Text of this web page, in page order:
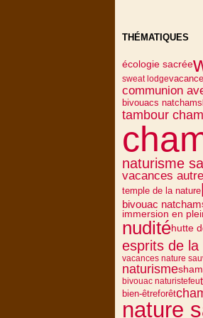
THÉMATIQUES
écologie sacrée
sweat lodge
communion
bivouacs natchams
tambour
naturisme
vacances
temple de la nature
bivouac natcham
immersion en
nuditéhutte
esprits de la
vacances nature
naturisme
bivouac naturistefeu
bien-êtreforêt
nature